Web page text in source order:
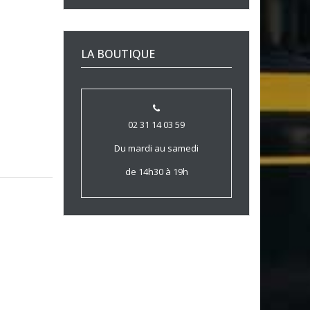
LA BOUTIQUE
02 31 14 03 59
Du mardi au samedi
de 14h30 à 19h